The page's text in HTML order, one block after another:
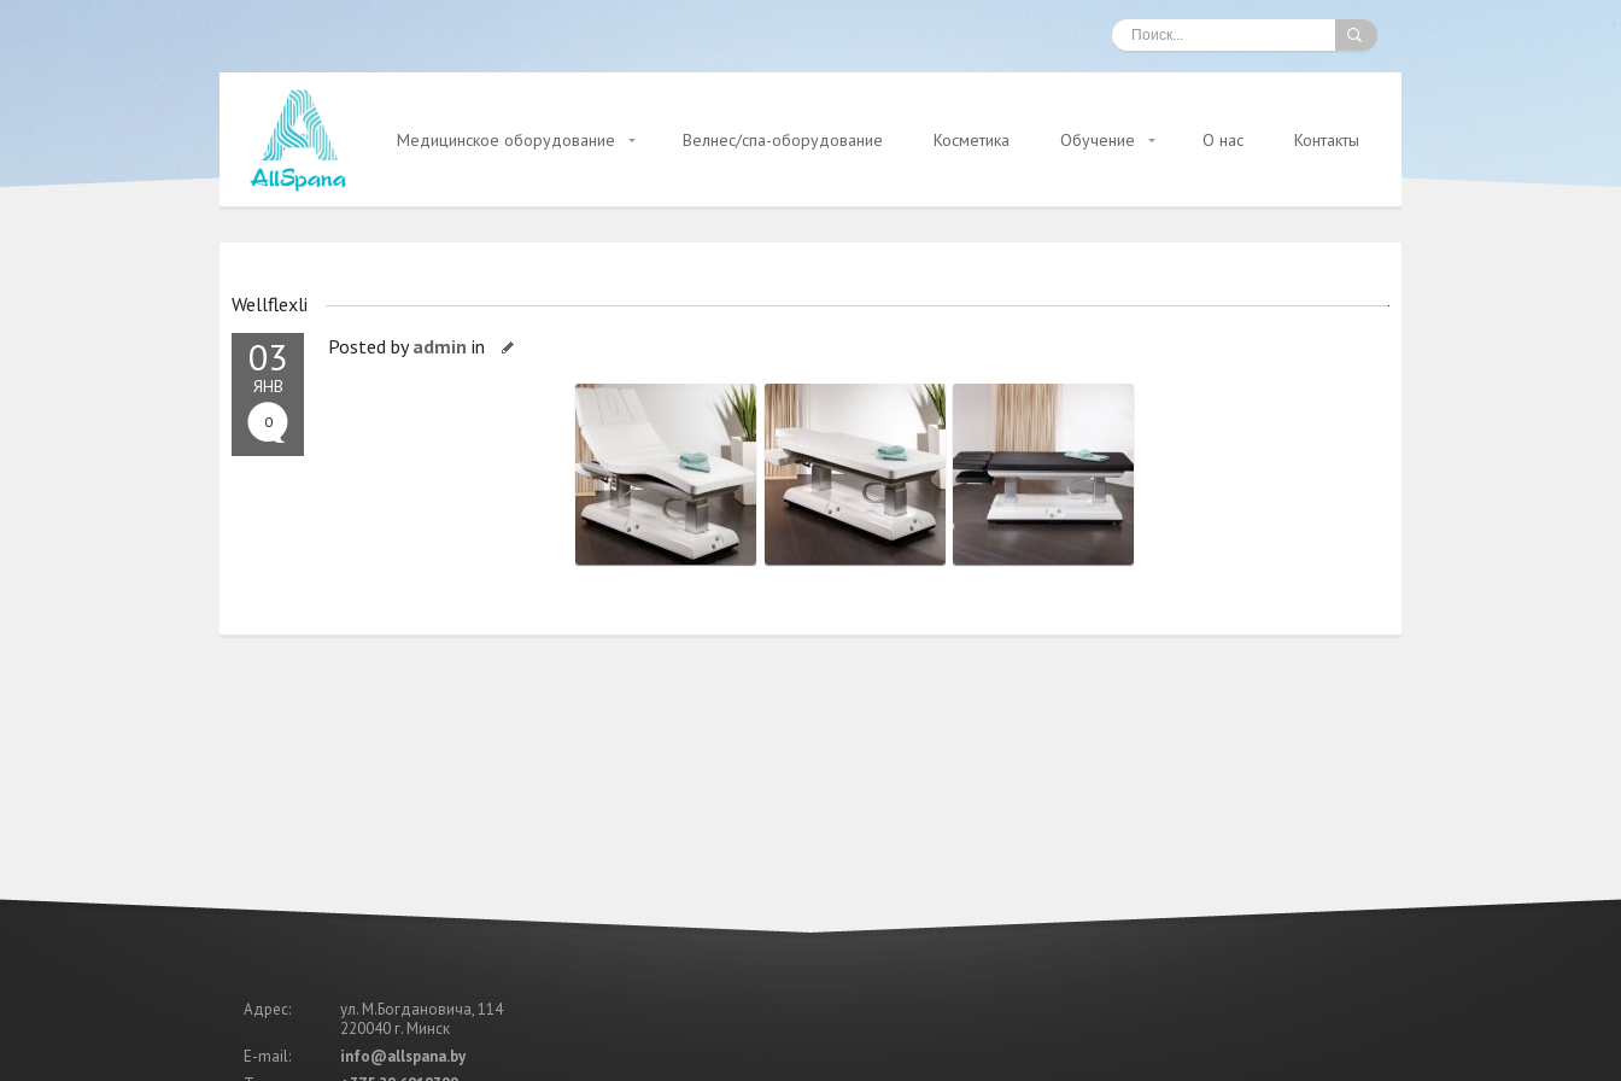
Медицинское оборудование Велнес/спа-оборудование Косметика Обучение О нас Контакты
Wellflexli
03
ЯНВ
0
Posted byadmin in
Адрес:
ул. М.Богдановича, 114
220040 г. Минск
E-mail:
info@allspana.by